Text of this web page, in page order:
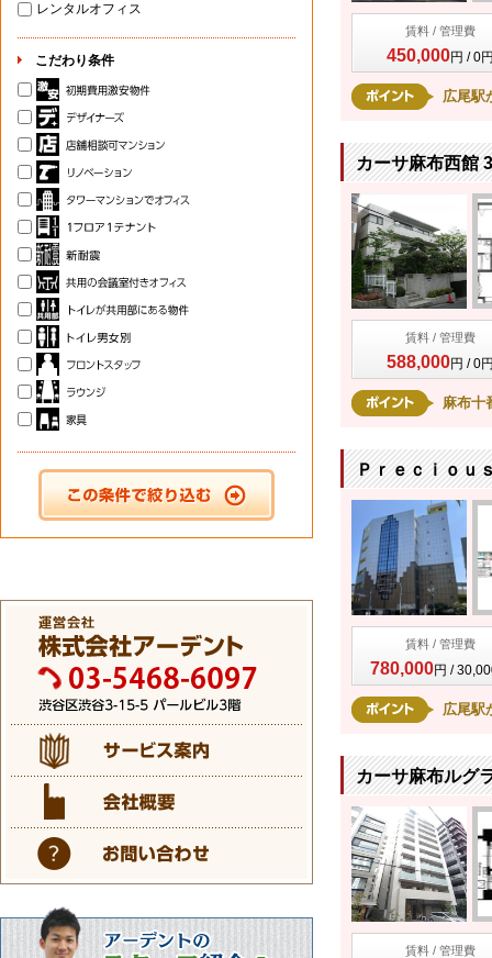
賃料 / 管理費
450,000円 / 0
広尾駅
カーサ麻布西館
賃料 / 管理費
588,000円 / 0
麻布十
Ｐｒｅｃｉｏｕ
賃料 / 管理費
780,000円 /
広尾駅
カーサ麻布ルグ
賃料 / 管理費
レンタルオフィス
こだわり条件